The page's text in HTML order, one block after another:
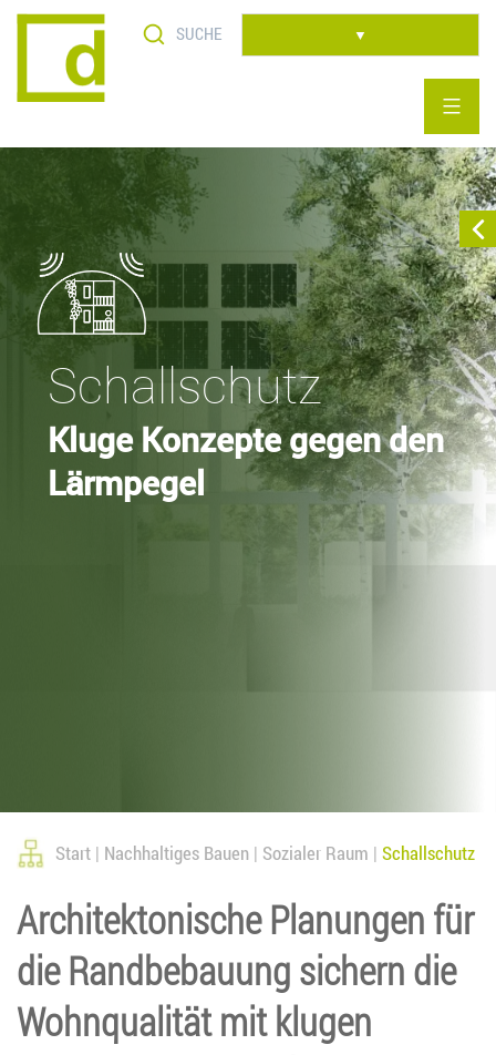
Skip
▼
Schallschutz
Kluge Konzepte gegen den
Lärmpegel
Start Nachhaltiges Bauen Sozialer Raum Schallschutz
Architektonische Planungen für
die Randbebauung sichern die
Wohnqualität mit klugen